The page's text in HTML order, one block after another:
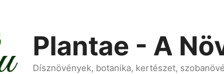
Plantae - A
Dísznövények, botanika, kertészet,